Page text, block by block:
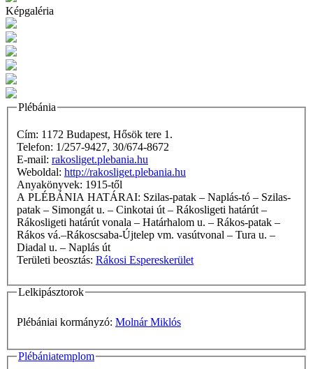
Képgaléria
Plébánia
Cím: 1172 Budapest, Hősök tere 1.
Telefon: 1/257-9427, 30/674-8672
E-mail: rakosliget.plebania.hu
Weboldal: http://rakosliget.plebania.hu
Anyakönyvek: 1915-től
A PLÉBÁNIA HATÁRAI: Szilas-patak – Naplás-tó – Szilas-
patak – Simongát u. – Cinkotai út – Rákosligeti határút –
Rákosligeti határút vonala – Határhalom u. – Rákos-patak –
Rákos vá.–Rákoscsaba-Újtelep vm. vasútvonal – Tura u. –
Diadal u. – Naplás út
Területi beosztás: Rákosi Espereskerület
Lelkipásztorok
Plébániai kormányzó: Molnár Miklós
Plébániatemplom